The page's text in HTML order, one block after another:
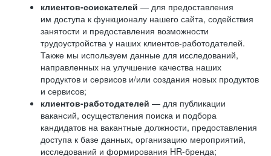
клиентов-соискателей — для предоставления
им доступа к функционалу нашего сайта, содействия
занятости и предоставления возможности
трудоустройства у наших клиентов-работодателей.
Также мы используем данные для исследований,
направленных на улучшение качества наших
продуктов и сервисов и/или создания новых продуктов
и сервисов;
клиентов-работодателей — для публикации
вакансий, осуществления поиска и подбора
кандидатов на вакантные должности, предоставления
доступа к базе данных, организацию мероприятий,
исследований и формирования HR-бренда;